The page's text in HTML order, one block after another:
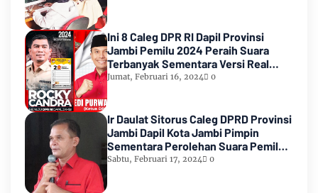
Ini 8 Caleg DPR RI Dapil Provinsi
Jambi Pemilu 2024 Peraih Suara
Terbanyak Sementara Versi Real
Count KPU RI
Jumat, Februari 16, 2024 0
Ir Daulat Sitorus Caleg DPRD Provinsi
Jambi Dapil Kota Jambi Pimpin
Sementara Perolehan Suara Pemilu
2024
Sabtu, Februari 17, 2024 0